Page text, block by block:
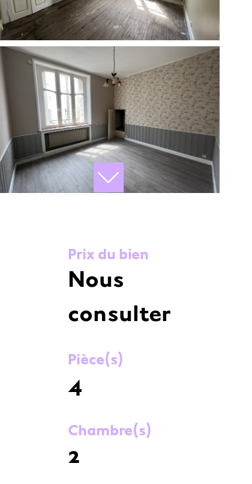
Prix du bien
Nous
consulter
Pièce(s)
4
Chambre(s)
2